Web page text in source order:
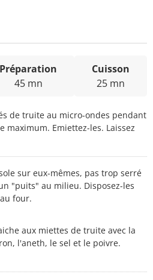
Préparation
45 mn
Cuisson
25 mn
de truite au micro-ondes pendant
maximum. Emiettez-les. Laissez
sur eux-mêmes, pas trop serré
"puits" au milieu. Disposez-les
four.
aux miettes de truite avec la
l'aneth, le sel et le poivre.